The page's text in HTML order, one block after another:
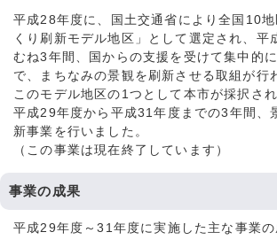
平成28年度に、国土交通省により全国10
くり刷新モデル地区」として選定され、平
むね3年間、国からの支援を受けて集中的
で、まちなみの景観を刷新させる取組が行
このモデル地区の1つとして本市が採択さ
平成29年度から平成31年度までの3年間、
新事業を行いました。
（この事業は現在終了しています）
事業の成果
平成29年度～31年度に実施した主な事業